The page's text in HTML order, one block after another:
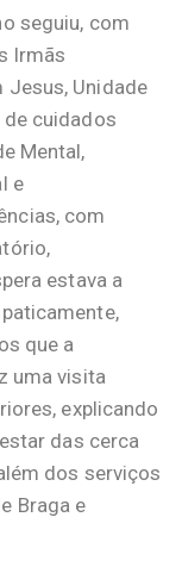
seguiu, com
Irmãs
Jesus, Unidade
de cuidados
Mental,
e
com
estava a
que a
uma visita
explicando
das cerca
dos serviços
Braga e